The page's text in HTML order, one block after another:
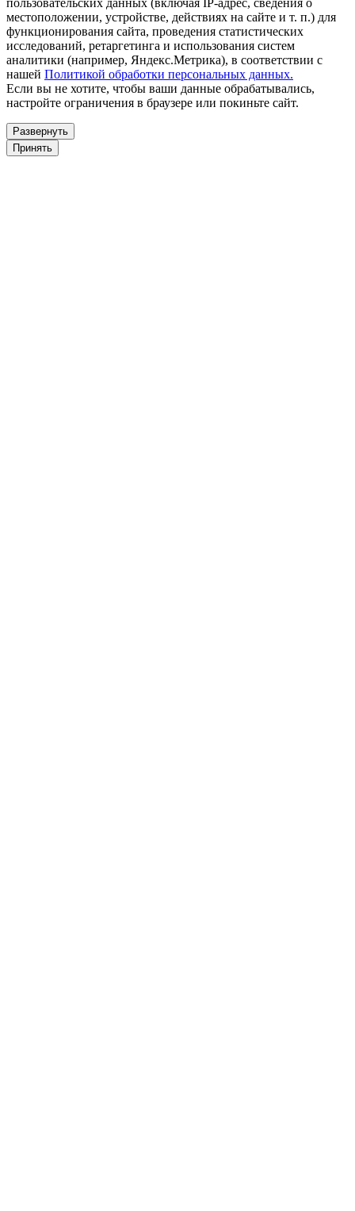
пользовательских данных (включая IP-адрес, сведения о
местоположении, устройстве, действиях на сайте и т. п.) для
функционирования сайта, проведения статистических
исследований, ретаргетинга и использования систем
аналитики (например, Яндекс.Метрика), в соответствии с
нашей Политикой обработки персональных данных.
Если вы не хотите, чтобы ваши данные обрабатывались,
настройте ограничения в браузере или покиньте сайт.
Развернуть
Принять